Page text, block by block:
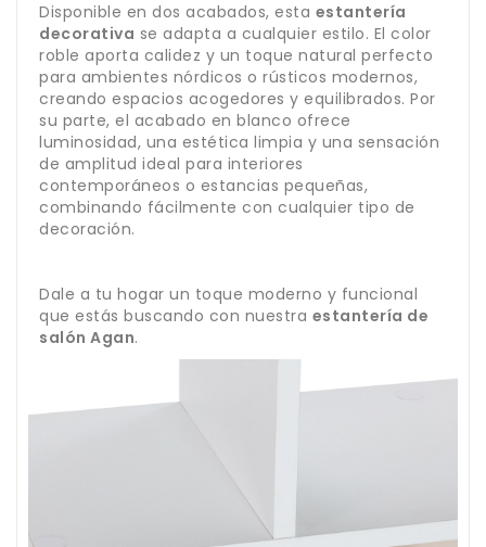
Disponible en dos acabados, esta estantería
decorativa se adapta a cualquier estilo. El color
roble aporta calidez y un toque natural perfecto
para ambientes nórdicos o rústicos modernos,
creando espacios acogedores y equilibrados. Por
su parte, el acabado en blanco ofrece
luminosidad, una estética limpia y una sensación
de amplitud ideal para interiores
contemporáneos o estancias pequeñas,
combinando fácilmente con cualquier tipo de
decoración.
Dale a tu hogar un toque moderno y funcional
que estás buscando con nuestra estantería de
salón Agan.